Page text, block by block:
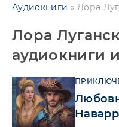
Аудиокниги » Лора
Лора
аудиокниги